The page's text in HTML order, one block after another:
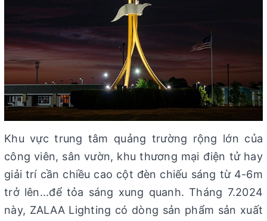
Khu vực trung tâm quảng trường rộng lớn của
công viên, sân vườn, khu thương mại điện tử hay
giải trí cần chiều cao cột đèn chiếu sáng từ 4-6m
trở lên...để tỏa sáng xung quanh. Tháng 7.2024
này, ZALAA Lighting có dòng sản phẩm sản xuất